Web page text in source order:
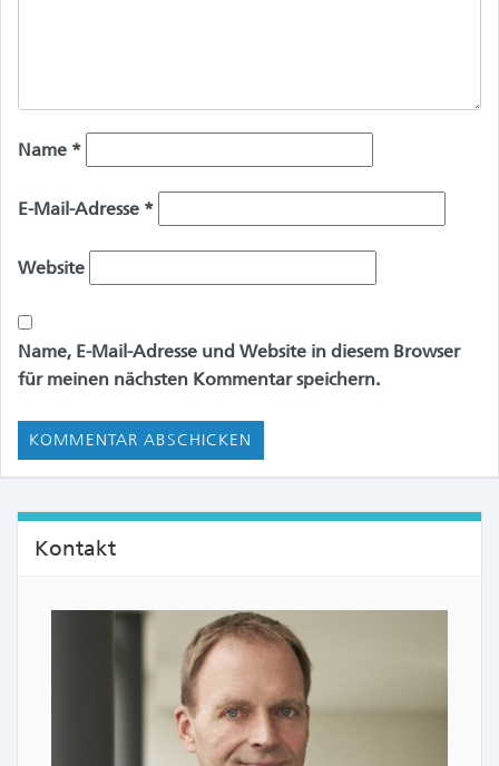
Name *
E-Mail-Adresse *
Website
Name, E-Mail-Adresse und Website in diesem Browser
für meinen nächsten Kommentar speichern.
Kontakt